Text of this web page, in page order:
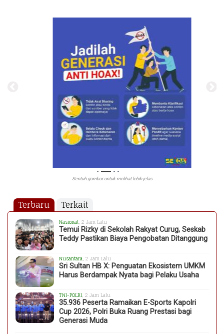
Sentuh gambar untuk melihat lebih jelas
Terbaru Terkait
Nasional , 2 Jam Lalu
Temui Rizky di Sekolah Rakyat Curug, Seskab
Teddy Pastikan Biaya Pengobatan Ditanggung
Nusantara , 2 Jam Lalu
Sri Sultan HB X: Penguatan Ekosistem UMKM
Harus Berdampak Nyata bagi Pelaku Usaha
TNI-POLRI , 2 Jam Lalu
35.936 Peserta Ramaikan E-Sports Kapolri
Cup 2026, Polri Buka Ruang Prestasi bagi
Generasi Muda